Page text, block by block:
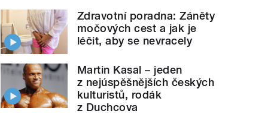
Zdravotní poradna: Záněty
močových cest a jak je
léčit, aby se nevracely
Martin Kasal – jeden
z nejúspěšnějších českých
kulturistů, rodák
z Duchcova